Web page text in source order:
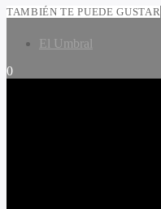
TAMBIÉN TE PUEDE GUSTAR
El Umbral
0